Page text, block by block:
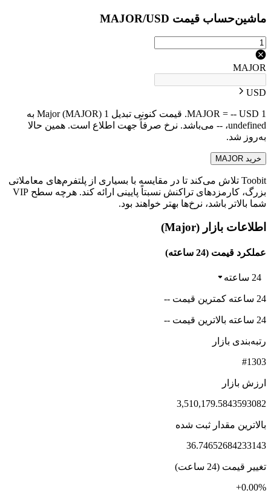
ماشین‌حساب قیمت MAJOR/USD
MAJOR
USD
1 MAJOR = -- USD. قیمت کنونی تبدیل 1 Major (MAJOR) به
undefined، -- می‌باشد. نرخ صرفاً جهت اطلاع است. همین حالا
به‌روز شد.
خرید MAJOR
Toobit تلاش می‌کند تا در مقایسه با بسیاری از پلتفرم‌های معاملاتی
بزرگ، کارمزدهای تراکنش نسبتاً پایینی ارائه کند. هرچه سطح VIP
شما بالاتر باشد، نرخ‌ها بهتر خواهند بود.
اطلاعات بازار (Major)
عملکرد قیمت (24 ساعته)
24 ساعته
24 ساعته کمترین قیمت --
24 ساعته بالاترین قیمت --
رتبه‌بندی بازار
#1303
ارزش بازار
3,510,179.5843593082
بالاترین مقدار ثبت شده
36.74652684233143
تغییر قیمت (24 ساعت)
+0.00%